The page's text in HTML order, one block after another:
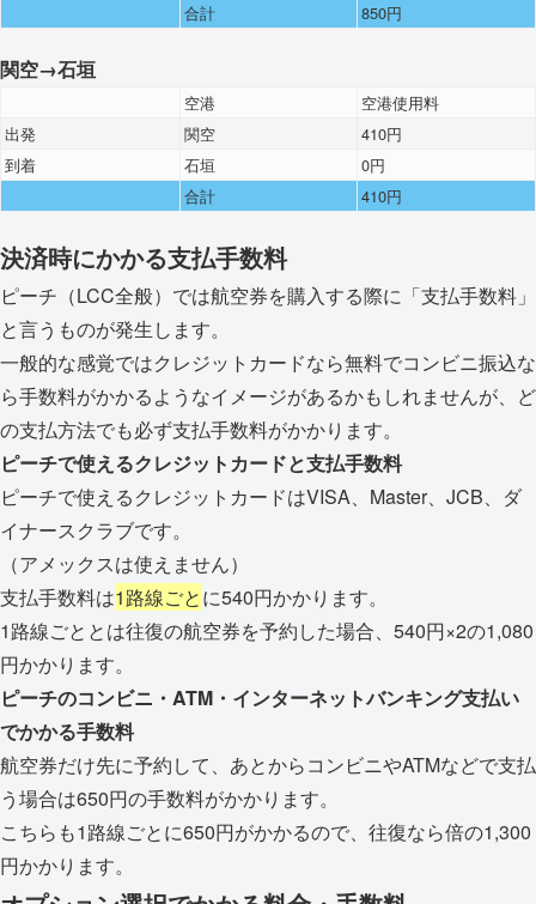
合計
850円
関空→石垣
空港
空港使用料
出発
関空
410円
到着
石垣
0円
合計
410円
決済時にかかる支払手数料
ピーチ（LCC全般）では航空券を購入する際に「支払手数料」
と言うものが発生します。
一般的な感覚ではクレジットカードなら無料でコンビニ振込な
ら手数料がかかるようなイメージがあるかもしれませんが、ど
の支払方法でも必ず支払手数料がかかります。
ピーチで使えるクレジットカードと支払手数料
ピーチで使えるクレジットカードはVISA、Master、JCB、ダ
イナースクラブです。
（アメックスは使えません）
支払手数料は1路線ごとに540円かかります。
1路線ごととは往復の航空券を予約した場合、540円×2の1,080
円かかります。
ピーチのコンビニ・ATM・インターネットバンキング支払い
でかかる手数料
航空券だけ先に予約して、あとからコンビニやATMなどで支払
う場合は650円の手数料がかかります。
こちらも1路線ごとに650円がかかるので、往復なら倍の1,300
円かかります。